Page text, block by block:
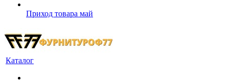
Приход товара май
Каталог